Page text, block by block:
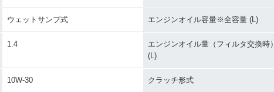
ウェットサンプ式 エンジンオイル容量※全容量 (L)
1.4
エンジンオイル量（フィルタ交換時）
(L)
10W-30 クラッチ形式